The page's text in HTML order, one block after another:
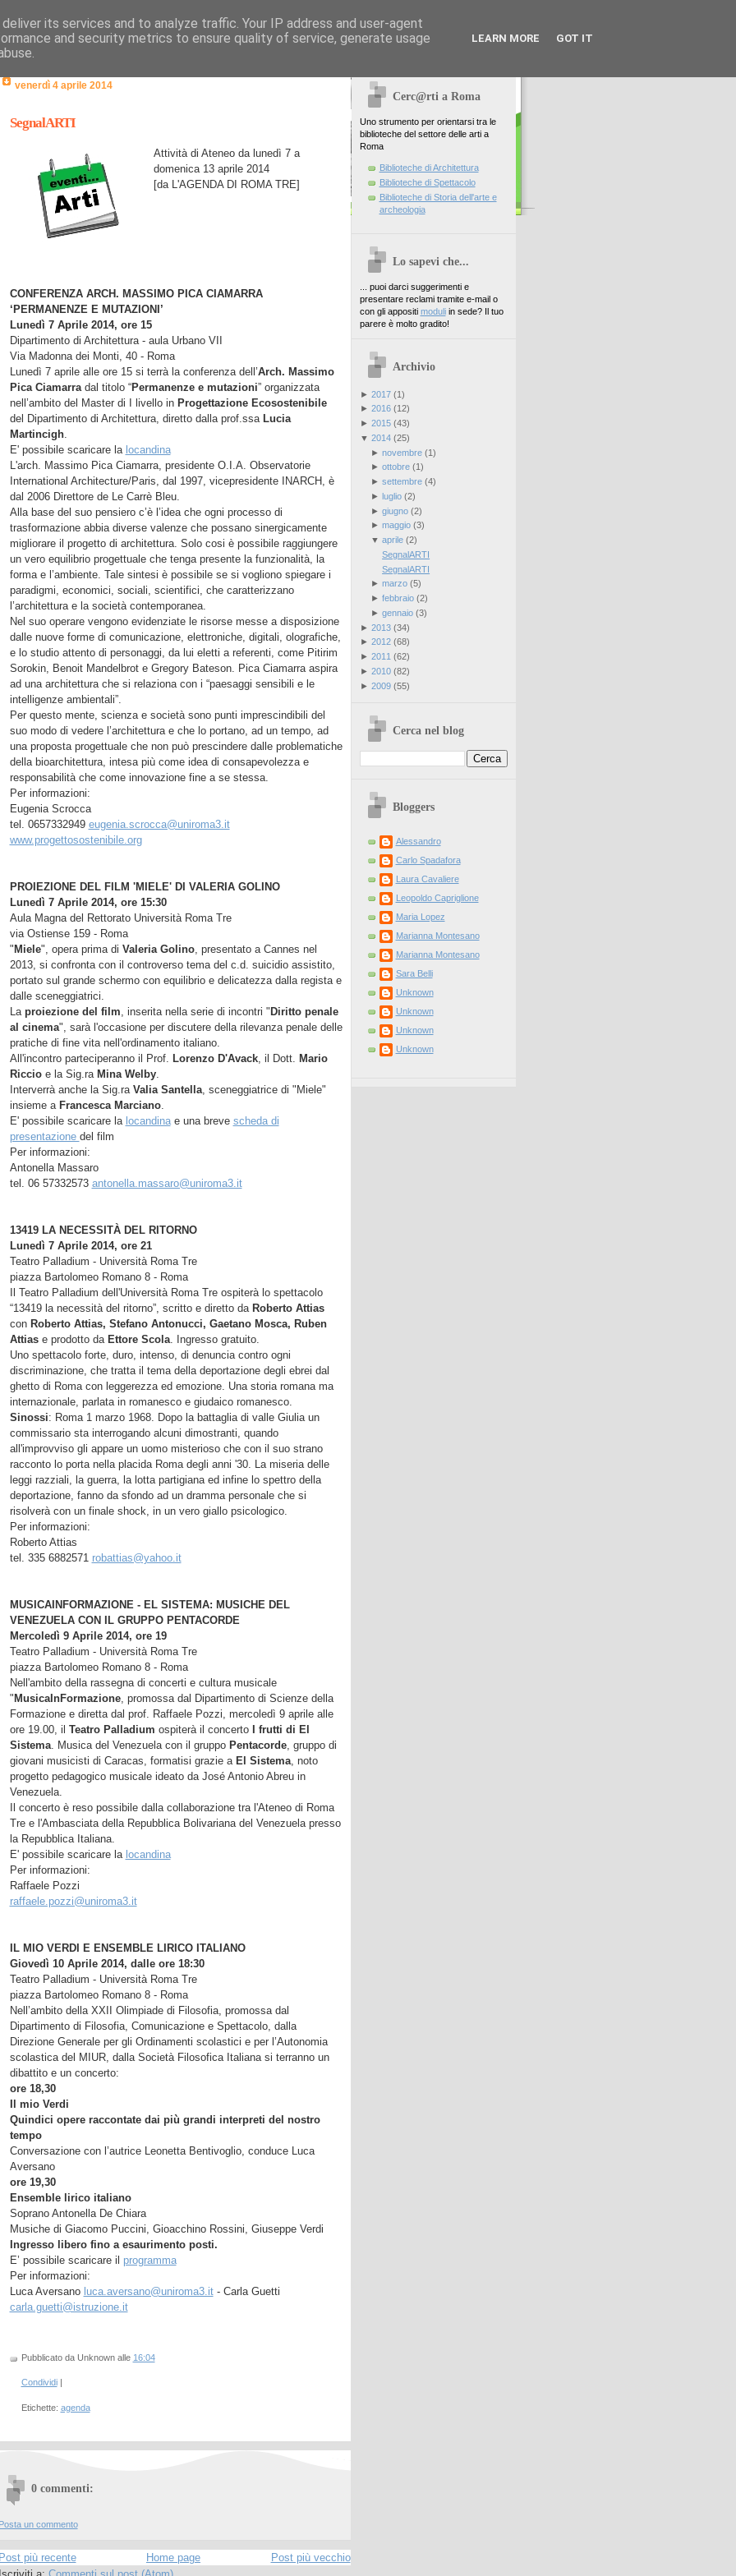
venerdì 4 aprile 2014
SegnalARTI
Attività di Ateneo da lunedì 7 a
domenica 13 aprile 2014
[da L'AGENDA DI ROMA TRE]
CONFERENZA ARCH. MASSIMO PICA CIAMARRA
‘PERMANENZE E MUTAZIONI’
Lunedì 7 Aprile 2014, ore 15
Dipartimento di Architettura - aula Urbano VII
Via Madonna dei Monti, 40 - Roma
Lunedì 7 aprile alle ore 15 si terrà la conferenza dell’Arch. Massimo
Pica Ciamarra dal titolo “Permanenze e mutazioni” organizzata
nell’ambito del Master di I livello in Progettazione Ecosostenibile
del Dipartimento di Architettura, diretto dalla prof.ssa Lucia
Martincigh.
E' possibile scaricare la locandina
L'arch. Massimo Pica Ciamarra, presidente O.I.A. Observatorie
International Architecture/Paris, dal 1997, vicepresidente INARCH, è
dal 2006 Direttore de Le Carrè Bleu.
Alla base del suo pensiero c’è l’idea che ogni processo di
trasformazione abbia diverse valenze che possano sinergicamente
migliorare il progetto di architettura. Solo cosi è possibile raggiungere
un vero equilibrio progettuale che tenga presente la funzionalità, la
forma e l’ambiente. Tale sintesi è possibile se si vogliono spiegare i
paradigmi, economici, sociali, scientifici, che caratterizzano
l’architettura e la società contemporanea.
Nel suo operare vengono evidenziate le risorse messe a disposizione
dalle nuove forme di comunicazione, elettroniche, digitali, olografiche,
e lo studio attento di personaggi, da lui eletti a referenti, come Pitirim
Sorokin, Benoit Mandelbrot e Gregory Bateson. Pica Ciamarra aspira
ad una architettura che si relaziona con i “paesaggi sensibili e le
intelligenze ambientali”.
Per questo mente, scienza e società sono punti imprescindibili del
suo modo di vedere l’architettura e che lo portano, ad un tempo, ad
una proposta progettuale che non può prescindere dalle problematiche
della bioarchitettura, intesa più come idea di consapevolezza e
responsabilità che come innovazione fine a se stessa.
Per informazioni:
Eugenia Scrocca
tel. 0657332949 eugenia.scrocca@uniroma3.it
www.progettosostenibile.org
PROIEZIONE DEL FILM 'MIELE' DI VALERIA GOLINO
Lunedì 7 Aprile 2014, ore 15:30
Aula Magna del Rettorato Università Roma Tre
via Ostiense 159 - Roma
"Miele", opera prima di Valeria Golino, presentato a Cannes nel
2013, si confronta con il controverso tema del c.d. suicidio assistito,
portato sul grande schermo con equilibrio e delicatezza dalla regista e
dalle sceneggiatrici.
La proiezione del film , inserita nella serie di incontri "Diritto penale
al cinema", sarà l'occasione per discutere della rilevanza penale delle
pratiche di fine vita nell'ordinamento italiano.
All'incontro parteciperanno il Prof. Lorenzo D'Avack, il Dott. Mario
Riccio e la Sig.ra Mina Welby.
Interverrà anche la Sig.ra Valia Santella, sceneggiatrice di "Miele"
insieme a Francesca Marciano.
E' possibile scaricare la locandinae una breve scheda di
presentazione del film
Per informazioni:
Antonella Massaro
tel. 06 57332573 antonella.massaro@uniroma3.it
13419 LA NECESSITÀ DEL RITORNO
Lunedì 7 Aprile 2014, ore 21
Teatro Palladium - Università Roma Tre
piazza Bartolomeo Romano 8 - Roma
Il Teatro Palladium dell'Università Roma Tre ospiterà lo spettacolo
“13419 la necessità del ritorno”, scritto e diretto da Roberto Attias
con Roberto Attias, Stefano Antonucci, Gaetano Mosca, Ruben
Attiase prodotto da Ettore Scola. Ingresso gratuito.
Uno spettacolo forte, duro, intenso, di denuncia contro ogni
discriminazione, che tratta il tema della deportazione degli ebrei dal
ghetto di Roma con leggerezza ed emozione. Una storia romana ma
internazionale, parlata in romanesco e giudaico romanesco.
Sinossi: Roma 1 marzo 1968. Dopo la battaglia di valle Giulia un
commissario sta interrogando alcuni dimostranti, quando
all'improvviso gli appare un uomo misterioso che con il suo strano
racconto lo porta nella placida Roma degli anni '30. La miseria delle
leggi razziali, la guerra, la lotta partigiana ed infine lo spettro della
deportazione, fanno da sfondo ad un dramma personale che si
risolverà con un finale shock, in un vero giallo psicologico.
Per informazioni:
Roberto Attias
tel. 335 6882571 robattias@yahoo.it
MUSICAINFORMAZIONE - EL SISTEMA: MUSICHE DEL
VENEZUELA CON IL GRUPPO PENTACORDE
Mercoledì 9 Aprile 2014, ore 19
Teatro Palladium - Università Roma Tre
piazza Bartolomeo Romano 8 - Roma
Nell'ambito della rassegna di concerti e cultura musicale
"MusicaInFormazione, promossa dal Dipartimento di Scienze della
Formazione e diretta dal prof. Raffaele Pozzi, mercoledì 9 aprile alle
ore 19.00, il Teatro Palladium ospiterà il concerto I frutti di El
Sistema. Musica del Venezuela con il gruppo Pentacorde, gruppo di
giovani musicisti di Caracas, formatisi grazie a El Sistema, noto
progetto pedagogico musicale ideato da José Antonio Abreu in
Venezuela.
Il concerto è reso possibile dalla collaborazione tra l'Ateneo di Roma
Tre e l'Ambasciata della Repubblica Bolivariana del Venezuela presso
la Repubblica Italiana.
E' possibile scaricare la locandina
Per informazioni:
Raffaele Pozzi
raffaele.pozzi@uniroma3.it
IL MIO VERDI E ENSEMBLE LIRICO ITALIANO
Giovedì 10 Aprile 2014, dalle ore 18:30
Teatro Palladium - Università Roma Tre
piazza Bartolomeo Romano 8 - Roma
Nell’ambito della XXII Olimpiade di Filosofia, promossa dal
Dipartimento di Filosofia, Comunicazione e Spettacolo, dalla
Direzione Generale per gli Ordinamenti scolastici e per l’Autonomia
scolastica del MIUR, dalla Società Filosofica Italiana si terranno un
dibattito e un concerto:
ore 18,30
Il mio Verdi
Quindici opere raccontate dai più grandi interpreti del nostro
tempo
Conversazione con l’autrice Leonetta Bentivoglio, conduce Luca
Aversano
ore 19,30
Ensemble lirico italiano
Soprano Antonella De Chiara
Musiche di Giacomo Puccini, Gioacchino Rossini, Giuseppe Verdi
Ingresso libero fino a esaurimento posti.
E’ possibile scaricare il programma
Per informazioni:
Luca Aversano luca.aversano@uniroma3.it- Carla Guetti
carla.guetti@istruzione.it
Pubblicato da Unknown alle 16:04
Condividi
Etichette: agenda
0 commenti:
Posta un commento
Post più recente Post più vecchio
Home page
Cerc@rti a Roma
Uno strumento per orientarsi tra le
biblioteche del settore delle arti a
Roma
Biblioteche di Architettura
Biblioteche di Spettacolo
Biblioteche di Storia dell'arte e
archeologia
Lo sapevi che...
... puoi darci suggerimenti e
presentare reclami tramite e-mail o
con gli appositi moduliin sede? Il tuo
parere è molto gradito!
Archivio
► 2017(1)
► 2016(12)
► 2015(43)
▼ 2014(25)
► novembre(1)
► ottobre(1)
► settembre(4)
► luglio(2)
► giugno(2)
► maggio(3)
▼ aprile(2)
SegnalARTI
SegnalARTI
► marzo(5)
► febbraio(2)
► gennaio(3)
► 2013(34)
► 2012(68)
► 2011 (62)
► 2010(82)
► 2009(55)
Cerca nel blog
Bloggers
Alessandro
Carlo Spadafora
Laura Cavaliere
Leopoldo Capriglione
Maria Lopez
Marianna Montesano
Marianna Montesano
Sara Belli
Unknown
Unknown
Unknown
Unknown
its services and to analyze traffic. Your IP address and user-agent
and security metrics to ensure quality of service, generate usage
LEARN MORE GOT IT